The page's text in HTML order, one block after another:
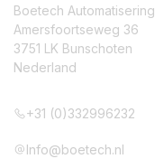
Boetech Automatisering
Amersfoortseweg 36
3751 LK Bunschoten
Nederland
+31 (0)332996232
Info@boetech.nl